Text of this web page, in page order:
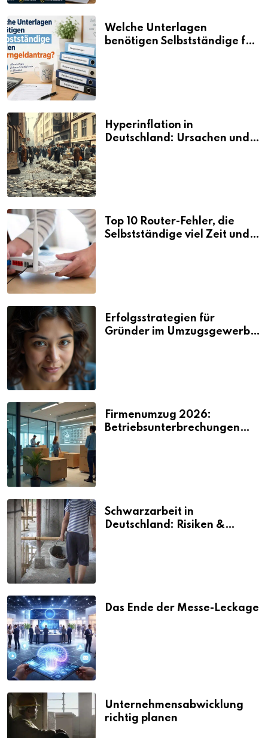
Welche Unterlagen
benötigen Selbstständige für
Hyperinflation in
Deutschland: Ursachen und
Top 10 Router-Fehler, die
Selbstständige viel Zeit und
Erfolgsstrategien für
Gründer im Umzugsgewerbe
Firmenumzug 2026:
Betriebsunterbrechungen
Schwarzarbeit in
Deutschland: Risiken &
Das Ende der Messe-Leckage
Unternehmensabwicklung
richtig planen